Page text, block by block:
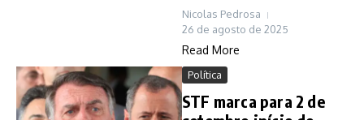
Nicolas Pedrosa
26 de agosto de 2025
Read More
Política
STF marca para 2 de